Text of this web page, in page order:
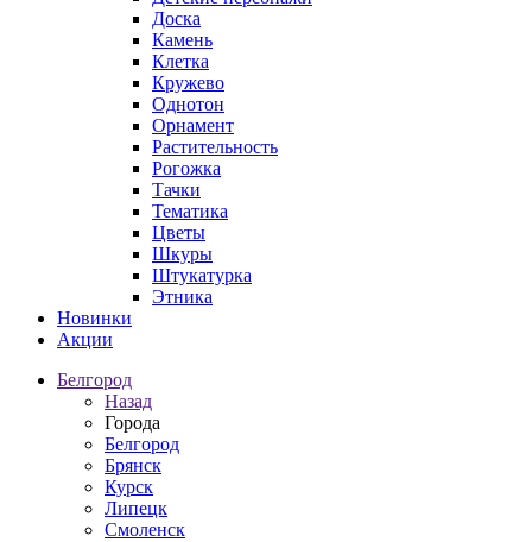
Доска
Камень
Клетка
Кружево
Однотон
Орнамент
Растительность
Рогожка
Тачки
Тематика
Цветы
Шкуры
Штукатурка
Этника
Новинки
Акции
Белгород
Назад
Города
Белгород
Брянск
Курск
Липецк
Смоленск